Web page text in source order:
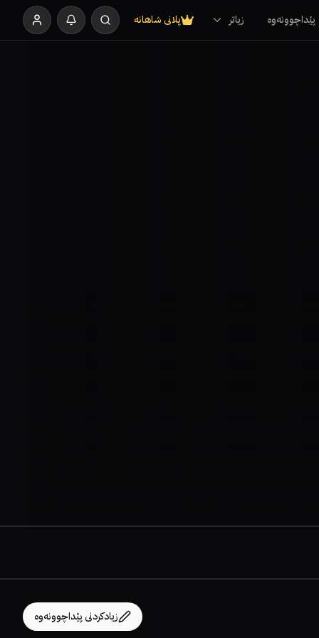
پێداچوونەوە زیاتر پلانی شاهانە
زیادکردنی پێداچوونەوە